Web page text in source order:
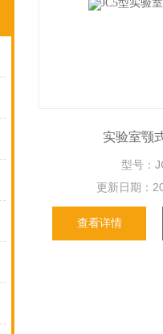
实验室颚
型号
更新日期：
查看详情